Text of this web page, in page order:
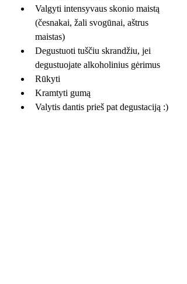
Valgyti intensyvaus skonio maistą
(česnakai, žali svogūnai, aštrus
maistas)
Degustuoti tuščiu skrandžiu, jei
degustuojate alkoholinius gėrimus
Rūkyti
Kramtyti gumą
Valytis dantis prieš pat degustaciją :)